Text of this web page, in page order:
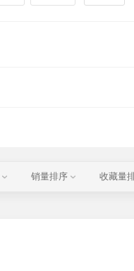
销量排序 收藏量